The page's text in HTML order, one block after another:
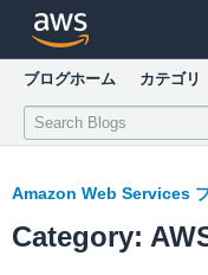
アマゾン ウェ
ブログホーム カテゴリ
Amazon Web Services
Category: